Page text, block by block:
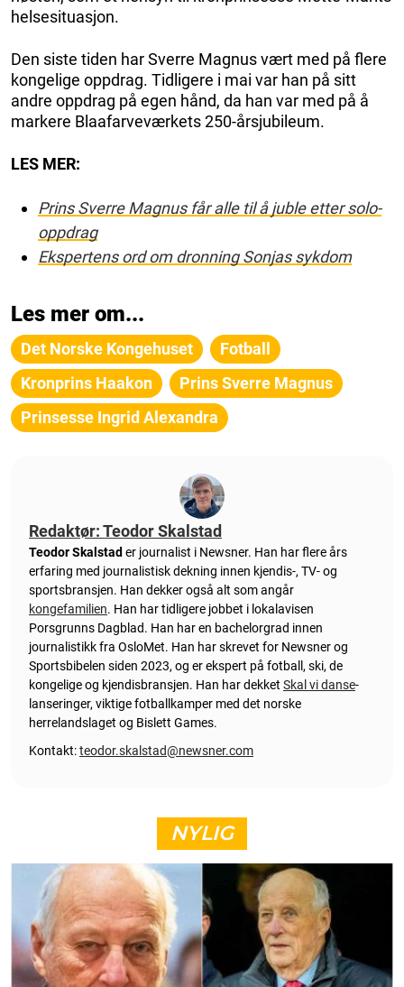
helsesituasjon.
Den siste tiden har Sverre Magnus vært med på flere
kongelige oppdrag. Tidligere i mai var han på sitt
andre oppdrag på egen hånd, da han var med på å
markere Blaafarveværkets 250-årsjubileum.
LES MER:
Prins Sverre Magnus får alle til å juble etter solo-
oppdrag
Ekspertens ord om dronning Sonjas sykdom
Les mer om...
Det Norske Kongehuset
Fotball
Kronprins Haakon
Prins Sverre Magnus
Prinsesse Ingrid Alexandra
Redaktør: Teodor Skalstad
Teodor Skalstad er journalist i Newsner. Han har flere års
erfaring med journalistisk dekning innen kjendis-, TV- og
sportsbransjen. Han dekker også alt som angår
kongefamilien. Han har tidligere jobbet i lokalavisen
Porsgrunns Dagblad. Han har en bachelorgrad innen
journalistikk fra OsloMet. Han har skrevet for Newsner og
Sportsbibelen siden 2023, og er ekspert på fotball, ski, de
kongelige og kjendisbransjen. Han har dekket Skal vi danse-
lanseringer, viktige fotballkamper med det norske
herrelandslaget og Bislett Games.
Kontakt:teodor.skalstad@newsner.com
NYLIG